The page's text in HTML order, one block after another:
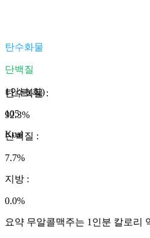
탄수화물
단백질
1인분(회)
105
Kcal
탄수화물:
92.3%
단백질 :
7.7%
지방 :
0.0%
요약 무알콜맥주는 1인분 칼로리